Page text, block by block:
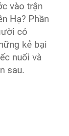
vào trận
Hạ? Phần
có
kẻ bại
nuối và
sau.